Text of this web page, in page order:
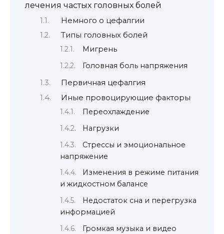
лечения частых головных болей
Немного о цефалгии
Типы головных болей
Мигрень
Головная боль напряжения
Первичная цефалгия
Иные провоцирующие факторы
Переохлаждение
Нагрузки
Стрессы и эмоциональное
напряжение
Изменения в режиме питания
и жидкостном балансе
Недостаток сна и перегрузка
информацией
Громкая музыка и видео